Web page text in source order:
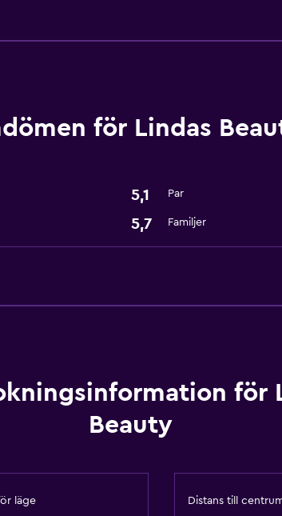
Mikrovågsugn
Badrum
Expressutcheckning
för Lindas
5,1 Par
5,7 Familjer
för
Beauty
läge Distans till